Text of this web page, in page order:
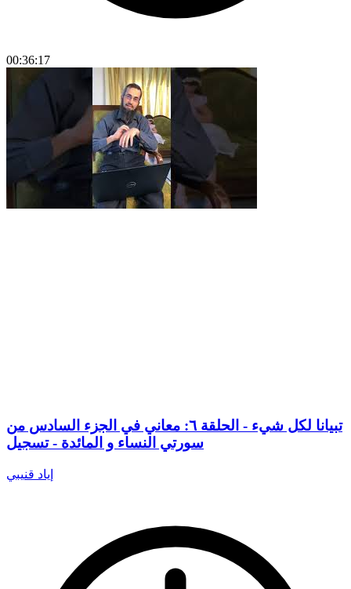
00:36:17
تبيانا لكل شيء - الحلقة ٦: معاني في الجزء السادس من
سورتي النساء و المائدة - تسجيل
إياد قنيبي